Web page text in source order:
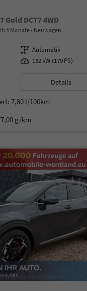
Gold DCT7 4WD
4 Monate Neuwagen
Getriebe Automatik
Leistung 132 kW (179 PS)
Details
7,80 l/100km
g/km